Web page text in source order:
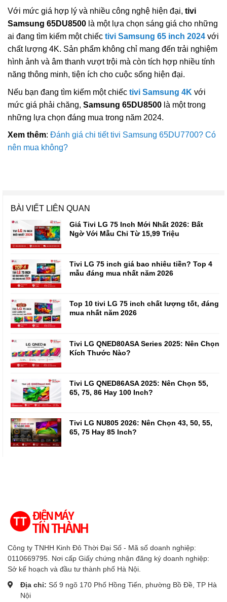
Với mức giá hợp lý và nhiều công nghệ hiện đại, tivi
Samsung 65DU8500 là một lựa chọn sáng giá cho những
ai đang tìm kiếm một chiếc tivi Samsung 65 inch 2024 với
chất lượng 4K. Sản phẩm không chỉ mang đến trải nghiệm
hình ảnh và âm thanh vượt trội mà còn tích hợp nhiều tính
năng thông minh, tiện ích cho cuộc sống hiện đại.
Nếu bạn đang tìm kiếm một chiếc tivi Samsung 4K với
mức giá phải chăng, Samsung 65DU8500 là một trong
những lựa chọn đáng mua trong năm 2024.
Xem thêm: Đánh giá chi tiết tivi Samsung 65DU7700? Có
nên mua không?
BÀI VIẾT LIÊN QUAN
Giá Tivi LG 75 Inch Mới Nhất 2026: Bất
Ngờ Với Mẫu Chỉ Từ 15,99 Triệu
Tivi LG 75 inch giá bao nhiêu tiền? Top 4
mẫu đáng mua nhất năm 2026
Top 10 tivi LG 75 inch chất lượng tốt, đáng
mua nhất năm 2026
Tivi LG QNED80ASA Series 2025: Nên Chọn
Kích Thước Nào?
Tivi LG QNED86ASA 2025: Nên Chọn 55,
65, 75, 86 Hay 100 Inch?
Tivi LG NU805 2026: Nên Chọn 43, 50, 55,
65, 75 Hay 85 Inch?
Công ty TNHH Kinh Đô Thời Đại Số - Mã số doanh nghiệp:
0110669795. Nơi cấp Giấy chứng nhận đăng ký doanh nghiệp:
Sở kế hoạch và đầu tư thành phố Hà Nội.
Địa chỉ: Số 9 ngõ 170 Phố Hồng Tiến, phường Bồ Đề, TP Hà
Nội